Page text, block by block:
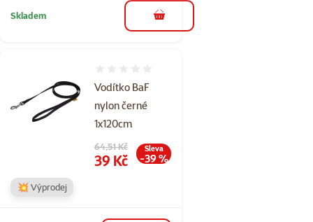
Skladem do košíku
Vodítko BaF
nylon černé
1x120cm
Původní cena
64,51 Kč
Cena
39 Kč
Sleva
-39 %
💥 Výprodej